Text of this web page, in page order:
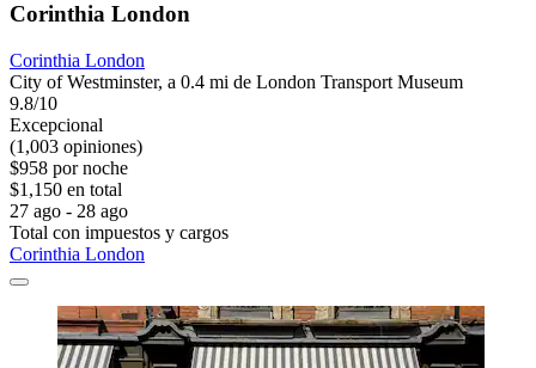
Corinthia London
Corinthia London
City of Westminster, a 0.4 mi de London Transport Museum
9.8/10
Excepcional
(1,003 opiniones)
$958 por noche
$1,150 en total
27 ago - 28 ago
Total con impuestos y cargos
Corinthia London